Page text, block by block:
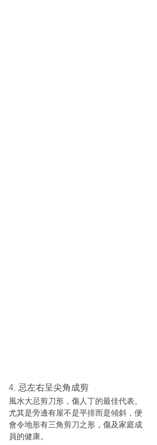
4. 忌左右呈尖角成剪
風水大忌剪刀形，傷人丁的最佳代表。
尤其是旁邊有屋不是平排而是傾斜，便
會令地形有三角剪刀之形，傷及家庭成
員的健康。